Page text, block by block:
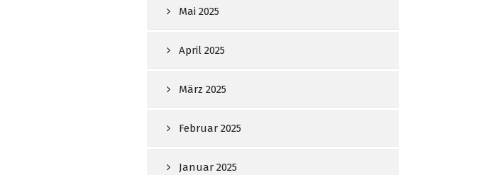
Mai 2025
April 2025
März 2025
Februar 2025
Januar 2025